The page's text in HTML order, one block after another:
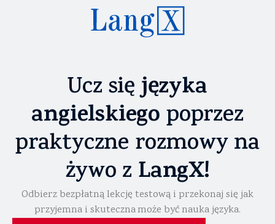
Ucz sięjęzyka
angielskiegopoprzez
praktyczne rozmowy na
żywo z LangX!
Odbierz bezpłatną lekcję testową i przekonaj się jak
przyjemna i skuteczna może być nauka języka.